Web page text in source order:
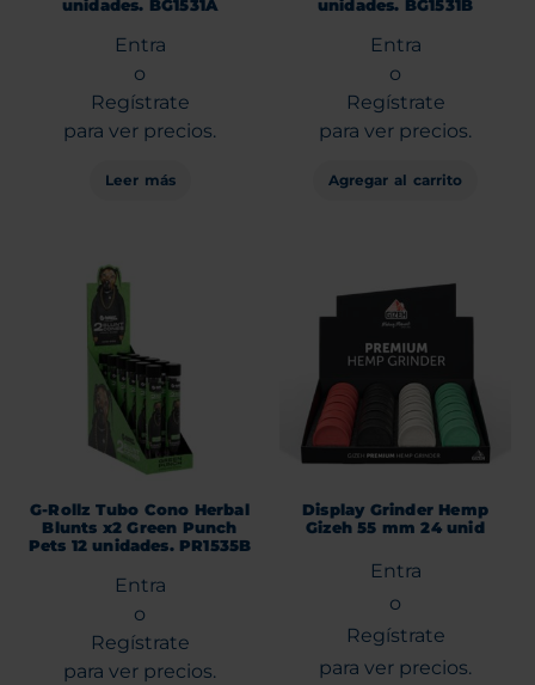
unidades. BG1531A
Entra
o
Regístrate
para ver precios.
Leer más
unidades. BG1531B
Entra
o
Regístrate
para ver precios.
Agregar al carrito
G-Rollz Tubo Cono Herbal
Blunts x2 Green Punch
Pets 12 unidades. PR1535B
Entra
o
Regístrate
para ver precios.
Display Grinder Hemp
Gizeh 55 mm 24 unid
Entra
o
Regístrate
para ver precios.